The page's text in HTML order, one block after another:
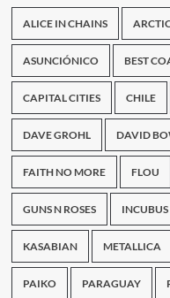
Palo
&
Ciro
y
los
Persas
festival
ReciclARTE
ALICE IN CHAINS
ASUNCIÓNICO BEST
CAPITAL CITIES CHILE
DAVE GROHL DAVID
FAITH NO MORE FLOU
GUNS N ROSES INCUBUS
KASABIAN METALLICA
PAIKO PARAGUAY